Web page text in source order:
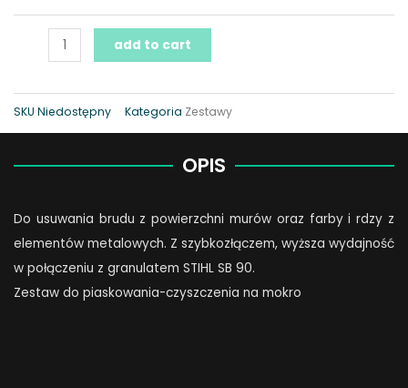
add to cart
SKU Niedostępny Kategoria Zestawy
OPIS
Do usuwania brudu z powierzchni murów oraz farby i rdzy z
elementów metalowych. Z szybkozłączem, wyższa wydajność
w połączeniu z granulatem STIHL SB 90.
Zestaw do piaskowania-czyszczenia na mokro